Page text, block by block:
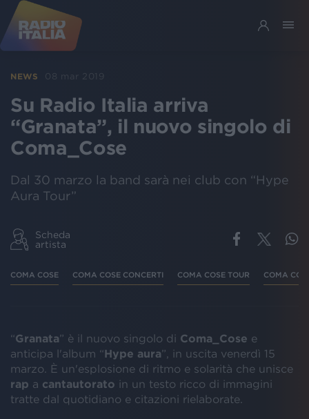
NEWS 08 mar 2019
Su Radio Italia arriva
“Granata”, il nuovo singolo di
Coma_Cose
Dal 30 marzo la band sarà nei club con “Hype
Aura Tour”
Scheda
artista
COMA COSE COMA COSE CONCERTI COMA COSE TOUR COMA
“Granata” è il nuovo singolo di Coma_Cose e
anticipa l'album “Hype aura”, in uscita venerdì 15
marzo. È un'esplosione di ritmo e solarità che unisce
rap a cantautorato in un testo ricco di immagini
tratte dal quotidiano e citazioni rielaborate.